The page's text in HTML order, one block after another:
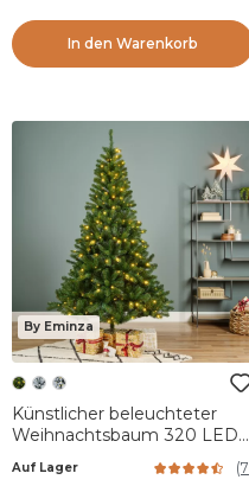
In den Warenkorb
By Eminza
Künstlicher beleuchteter
Weihnachtsbaum 320 LED
Auf Lager (7